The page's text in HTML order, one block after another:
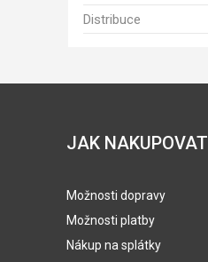
Distribuce
JAK NAKUPOVAT
Možnosti dopravy
Možnosti platby
Nákup na splátky